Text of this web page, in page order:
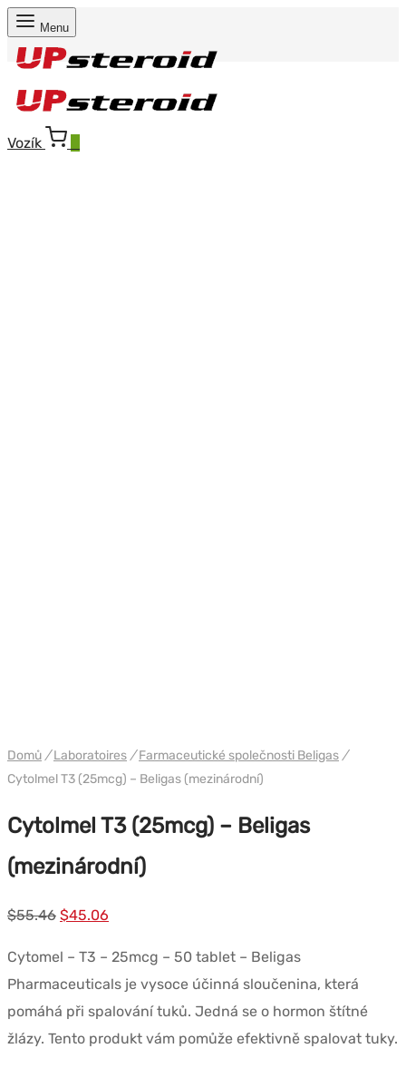
Menu
Vozík
Domů / Laboratoires / Farmaceutické společnosti Beligas /
Cytolmel T3 (25mcg) – Beligas (mezinárodní)
Cytolmel T3 (25mcg) – Beligas
(mezinárodní)
$55.46 Původní
$45.06
$45.06.
Cytomel – T3 – 25mcg – 50 tablet – Beligas
Pharmaceuticals je vysoce účinná sloučenina, která
pomáhá při spalování tuků. Jedná se o hormon štítné
žlázy. Tento produkt vám pomůže efektivně spalovat tuky.